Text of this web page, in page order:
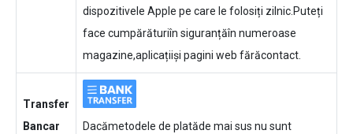
dispozitivele Apple pe care le folosiți zilnic.Puteți
face cumpărăturiîn siguranțăîn numeroase
magazine,aplicațiiși pagini web fărăcontact.
Transfer
Bancar
Dacămetodele de platăde mai sus nu sunt